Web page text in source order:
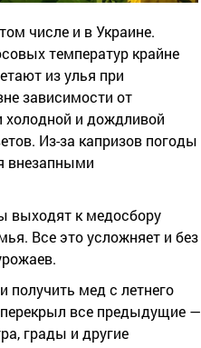
числе и в Украине.
температур крайне
из улья при
зависимости от
холодной и дождливой
Из-за капризов погоды
внезапными
выходят к медосбору
Все это усложняет и без
получить мед с летнего
перекрыл все предыдущие —
грады и другие